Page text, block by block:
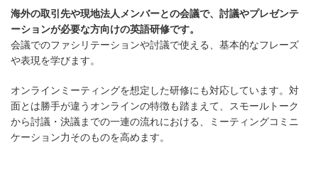
海外の取引先や現地法人メンバーとの会議で、討議やプレゼンテ
ーションが必要な方向けの英語研修です。
会議でのファシリテーションや討議で使える、基本的なフレーズ
や表現を学びます。
オンラインミーティングを想定した研修にも対応しています。対
面とは勝手が違うオンラインの特徴も踏まえて、スモールトーク
から討議・決議までの一連の流れにおける、ミーティングコミニ
ケーション力そのものを高めます。